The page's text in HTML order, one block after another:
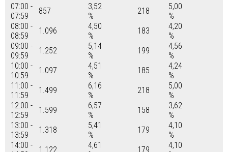
07:00 -
07:59
857
3,52
%
218
5,00
%
08:00 -
08:59
1.096
4,50
%
183
4,20
%
09:00 -
09:59
1.252
5,14
%
199
4,56
%
10:00 -
10:59
1.097
4,51
%
185
4,24
%
11:00 -
11:59
1.499
6,16
%
218
5,00
%
12:00 -
12:59
1.599
6,57
%
158
3,62
%
13:00 -
13:59
1.318
5,41
%
179
4,10
%
14:00 -
1.122
4,61
179
4,10